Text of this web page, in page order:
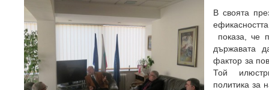
В своята
показа, че
държавата
фактор за
Той
политика за